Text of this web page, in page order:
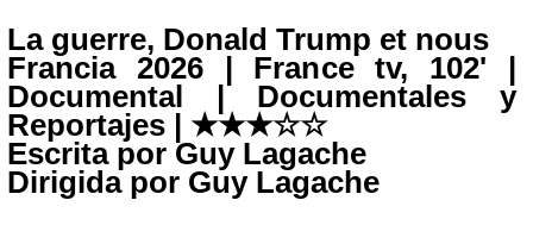
La guerre, Donald Trump et nous
Francia 2026 | France tv, 102' |
Documental | Documentales y
Reportajes | ★★★☆☆
Escrita por Guy Lagache
Dirigida por Guy Lagache